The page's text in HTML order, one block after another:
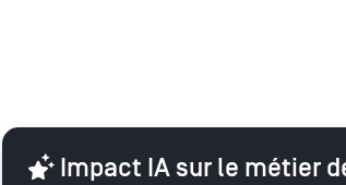
Impact IA sur le métier